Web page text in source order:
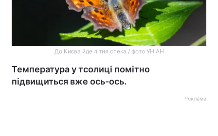
До Києва йде літня спека / фото УНІАН
Температура у тсолиці помітно
підвищиться вже ось-ось.
Реклама